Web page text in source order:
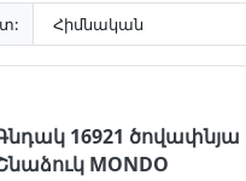
16921 ծովափնյա
MONDO